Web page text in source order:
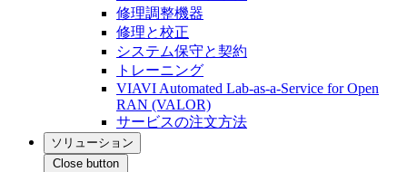
修理調整機器
修理と校正
システム保守と契約
トレーニング
VIAVI Automated Lab-as-a-Service for Open
RAN (VALOR)
サービスの注文方法
ソリューション
Close button